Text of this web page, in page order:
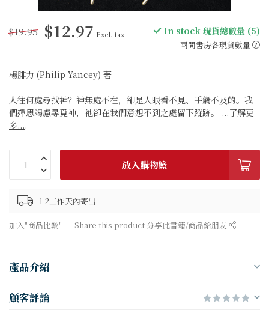
$19.95 $12.97 Excl. tax In stock 現貨總數量 (5)
兩間書房各現貨數量
楊腓力 (Philip Yancey) 著
人往何處尋找神？神無處不在，卻是人眼看不見、手觸不及的。我
們殫思竭慮尋覓神，祂卻在我們意想不到之處留下蹤跡。 ...了解更
多....
放入購物籃
1-2工作天內寄出
加入"商品比較" Share this product 分享此書籍/商品給朋友
產品介紹
顧客評論